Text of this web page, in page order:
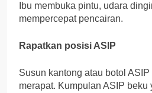
Ibu membuka pintu, udara
mempercepat pencairan.
Rapatkan posisi ASIP
Susun kantong atau botol
merapat. Kumpulan ASIP beku